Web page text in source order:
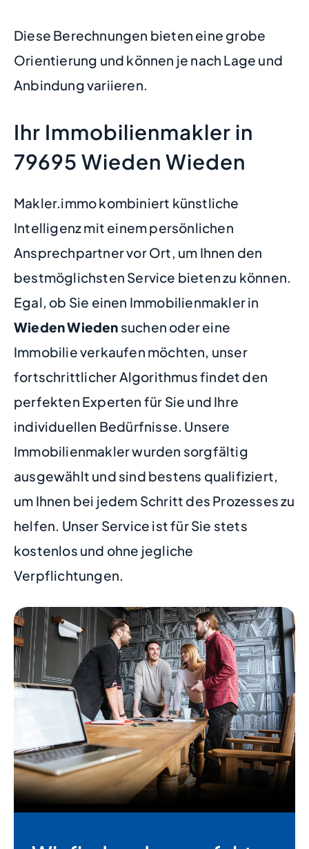
Diese Berechnungen bieten eine grobe
Orientierung und können je nach Lage und
Anbindung variieren.
Ihr Immobilienmakler in
79695 Wieden Wieden
Makler.immo kombiniert künstliche
Intelligenz mit einem persönlichen
Ansprechpartner vor Ort, um Ihnen den
bestmöglichsten Service bieten zu können.
Egal, ob Sie einen Immobilienmakler in
Wieden Wieden suchen oder eine
Immobilie verkaufen möchten, unser
fortschrittlicher Algorithmus findet den
perfekten Experten für Sie und Ihre
individuellen Bedürfnisse. Unsere
Immobilienmakler wurden sorgfältig
ausgewählt und sind bestens qualifiziert,
um Ihnen bei jedem Schritt des Prozesses zu
helfen. Unser Service ist für Sie stets
kostenlos und ohne jegliche
Verpflichtungen.